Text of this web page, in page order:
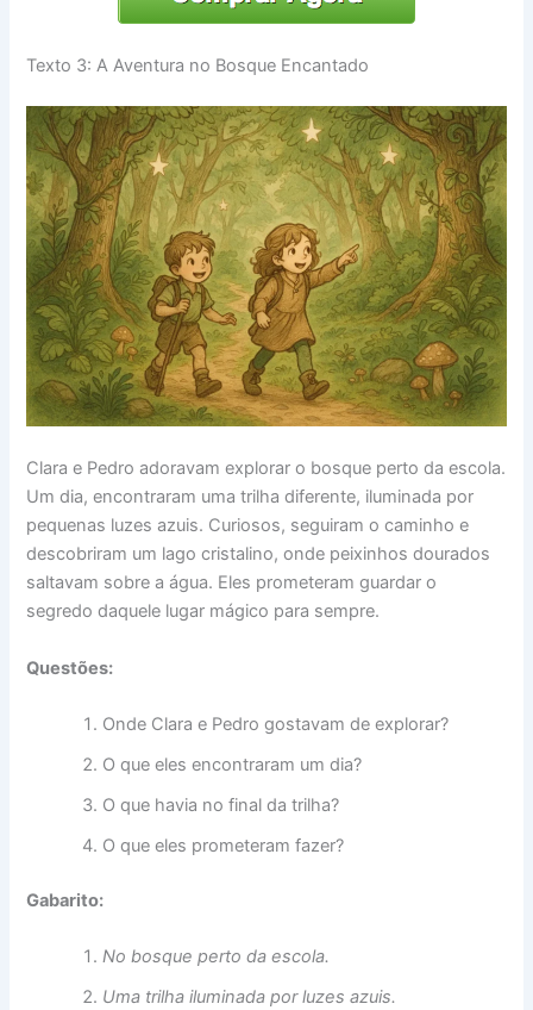
Texto 3: A Aventura no Bosque Encantado
Clara e Pedro adoravam explorar o bosque perto da escola.
Um dia, encontraram uma trilha diferente, iluminada por
pequenas luzes azuis. Curiosos, seguiram o caminho e
descobriram um lago cristalino, onde peixinhos dourados
saltavam sobre a água. Eles prometeram guardar o
segredo daquele lugar mágico para sempre.
Questões:
Onde Clara e Pedro gostavam de explorar?
O que eles encontraram um dia?
O que havia no final da trilha?
O que eles prometeram fazer?
Gabarito:
No bosque perto da escola.
Uma trilha iluminada por luzes azuis.